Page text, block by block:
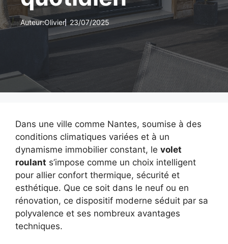
Auteur:Olivier 23/07/2025
Dans une ville comme Nantes, soumise à des
conditions climatiques variées et à un
dynamisme immobilier constant, le volet
roulant s’impose comme un choix intelligent
pour allier confort thermique, sécurité et
esthétique. Que ce soit dans le neuf ou en
rénovation, ce dispositif moderne séduit par sa
polyvalence et ses nombreux avantages
techniques.